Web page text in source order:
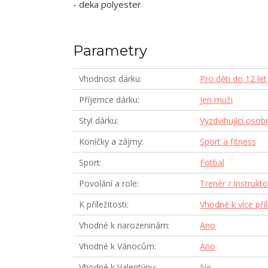
- deka polyester
Parametry
Vhodnost dárku
Pro děti do 12 let
Příjemce dárku
Jen muži
Styl dárku
Vyzdvihující
Koníčky a zájmy
Sport a fitness
Sport
Fotbal
Povolání a role
Trenér /
K příležitosti
Vhodné k více
Vhodné k narozeninám
Ano
Vhodné k Vánocům
Ano